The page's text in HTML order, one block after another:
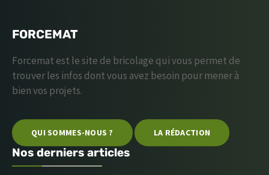
FORCEMAT
Forcemat est le site de bricolage qui vous permet de
trouver les infos dont vous avez besoin pour mener à
bien vos projets.
QUI SOMMES-NOUS ? LA RÉDACTION
Nos derniers articles